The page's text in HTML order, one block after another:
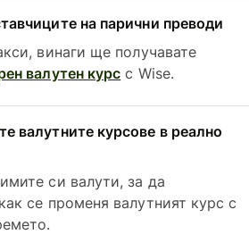
на парични преводи
винаги ще получавате
валутен курс с Wise.
валутните курсове в реално
си валути, за да
се променя валутният курс с